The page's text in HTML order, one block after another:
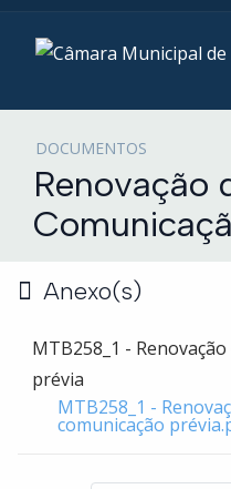
DOCUMENTOS
Renovação
Anexo(s)
MTB258_1 -
prévia
MTB258_1 -
comunicação